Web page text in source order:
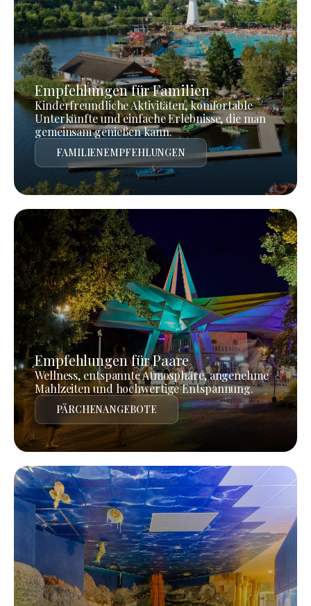
Empfehlungen für Familien
Kinderfreundliche Aktivitäten, komfortable
Unterkünfte und einfache Erlebnisse, die man
gemeinsam genießen kann.
FAMILIENEMPFEHLUNGEN
Empfehlungen für Paare
Wellness, entspannte Atmosphäre, angenehme
Mahlzeiten und hochwertige Entspannung.
PÄRCHENANGEBOTE